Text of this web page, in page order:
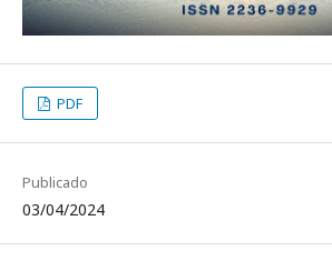
PDF
Publicado
03/04/2024